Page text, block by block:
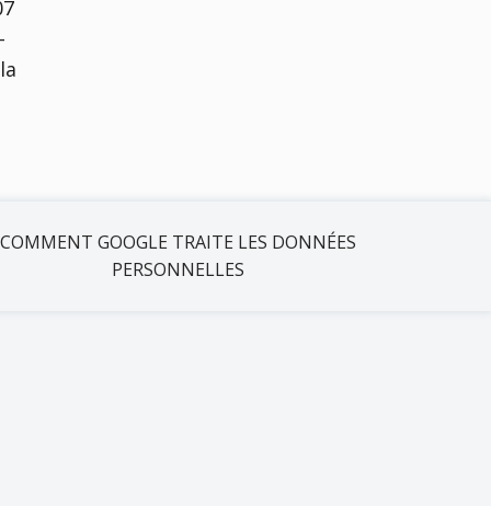
COMMENT GOOGLE TRAITE LES DONNÉES
PERSONNELLES